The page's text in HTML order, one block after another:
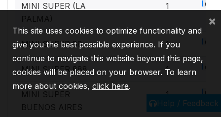
MINI SUPER (LA
PALMA)
1 0.1%
MINI SUPER 88 1 0.1%
MINI SUPER 888 1 0.1%
MINI SUPER
BUENOS AIRES
1 0.1%
Help / Feedback
This site uses cookies to optimize functionality and
give you the best possible experience. If you
continue to navigate this website beyond this page,
cookies will be placed on your browser. To learn
more about cookies, click here.
×